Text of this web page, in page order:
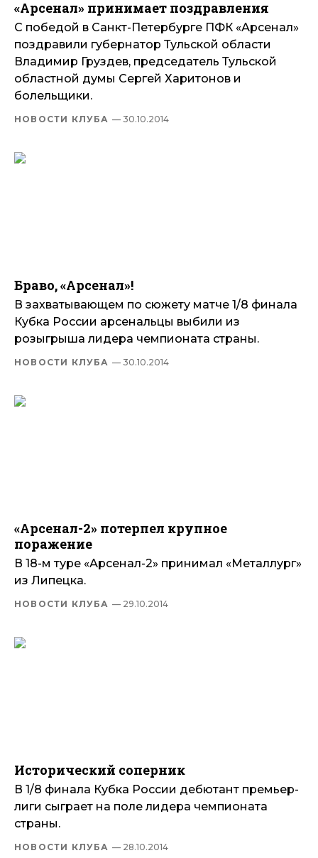
«Арсенал» принимает поздравления
С победой в Санкт-Петербурге ПФК «Арсенал»
поздравили губернатор Тульской области
Владимир Груздев, председатель Тульской
областной думы Сергей Харитонов и
болельщики.
НОВОСТИ КЛУБА — 30.10.2014
Браво, «Арсенал»!
В захватывающем по сюжету матче 1/8 финала
Кубка России арсенальцы выбили из
розыгрыша лидера чемпионата страны.
НОВОСТИ КЛУБА — 30.10.2014
«Арсенал-2» потерпел крупное
поражение
В 18-м туре «Арсенал-2» принимал «Металлург»
из Липецка.
НОВОСТИ КЛУБА — 29.10.2014
Исторический соперник
В 1/8 финала Кубка России дебютант премьер-
лиги сыграет на поле лидера чемпионата
страны.
НОВОСТИ КЛУБА — 28.10.2014